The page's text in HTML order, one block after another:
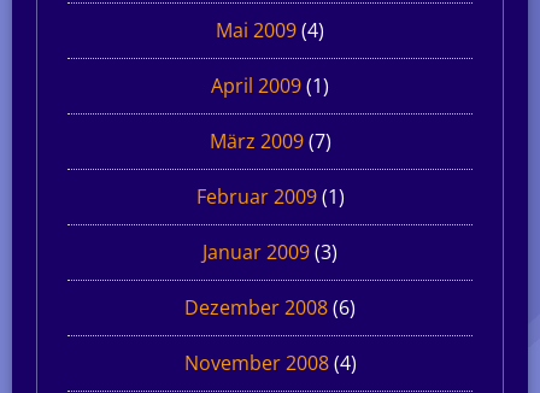
Mai 2009(4)
April 2009(1)
März 2009(7)
Februar 2009(1)
Januar 2009(3)
Dezember 2008(6)
November 2008(4)